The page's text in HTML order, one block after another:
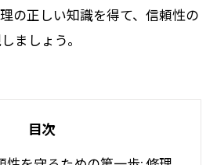
の正しい知識を得て、信頼性の
ましょう。
目次